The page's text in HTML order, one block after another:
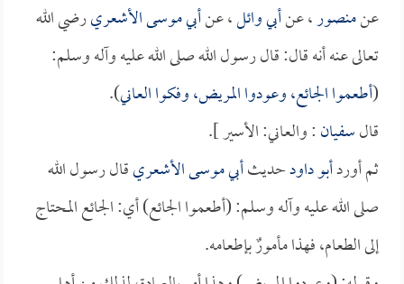
عنمنصور، عنأبي وائل، عنأبي موسى الأشعريرضي الله
تعالى عنه أنه قال: قال رسول الله صلى الله عليه وآله وسلم:
(أطعموا الجائع، وعودوا المريض، وفكوا العاني).
قالسفيان: والعاني: الأسير ].
ثم أوردأبو داودحديثأبي موسى الأشعريقال رسول الله
صلى الله عليه وآله وسلم: (أطعموا الجائع) أي: الجائع المحتاج
إلى الطعام، فهذا مأمورٌ بإطعامه.